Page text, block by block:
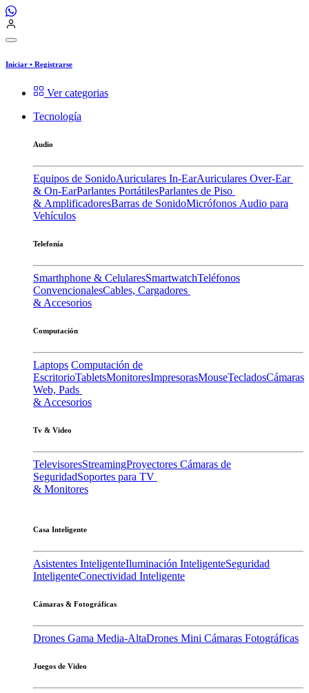
Iniciar • Registrarse
Ver categorias
Tecnología
Audio
Equipos de SonidoAuriculares In-EarAuriculares Over-Ear
& On-EarParlantes PortátilesParlantes de Piso
& AmplificadoresBarras de SonidoMicrófonos Audio para
Vehículos
Telefonía
Smarthphone & CelularesSmartwatchTeléfonos
ConvencionalesCables, Cargadores
& Accesorios
Computación
Laptops Computación de
EscritorioTabletsMonitoresImpresorasMouseTecladosCámaras
Web, Pads
& Accesorios
Tv & Video
TelevisoresStreamingProyectores Cámaras de
SeguridadSoportes para TV
& Monitores
Casa Inteligente
Asistentes InteligenteIluminación InteligenteSeguridad
InteligenteConectividad Inteligente
Cámaras & Fotográficas
Drones Gama Media-AltaDrones Mini Cámaras Fotográficas
Juegos de Video